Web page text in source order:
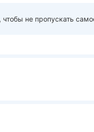
, чтобы не пропускать